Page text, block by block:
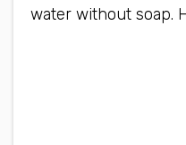
water without soap.